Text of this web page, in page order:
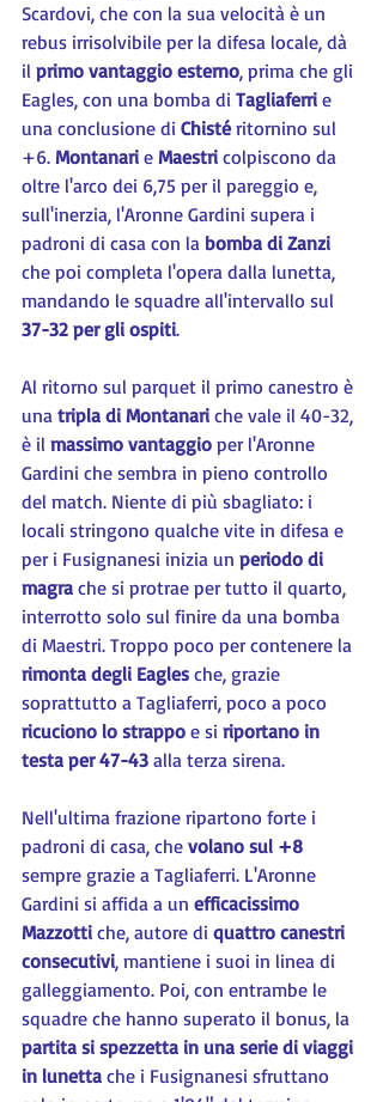
Scardovi, che con la sua velocità è un
rebus irrisolvibile per la difesa locale, dà
il primo vantaggio esterno, prima che gli
Eagles, con una bomba di Tagliaferri e
una conclusione di Chisté ritornino sul
+6. Montanari e Maestri colpiscono da
oltre l'arco dei 6,75 per il pareggio e,
sull'inerzia, l'Aronne Gardini supera i
padroni di casa con la bomba di Zanzi
che poi completa l'opera dalla lunetta,
mandando le squadre all'intervallo sul
37-32 per gli ospiti.
Al ritorno sul parquet il primo canestro è
una tripla di Montanari che vale il 40-32,
è il massimo vantaggio per l'Aronne
Gardini che sembra in pieno controllo
del match. Niente di più sbagliato: i
locali stringono qualche vite in difesa e
per i Fusignanesi inizia un periodo di
magra che si protrae per tutto il quarto,
interrotto solo sul finire da una bomba
di Maestri. Troppo poco per contenere la
rimonta degli Eagles che, grazie
soprattutto a Tagliaferri, poco a poco
ricuciono lo strappo e si riportano in
testa per 47-43 alla terza sirena.
Nell'ultima frazione ripartono forte i
padroni di casa, che volano sul +8
sempre grazie a Tagliaferri. L'Aronne
Gardini si affida a un efficacissimo
Mazzotti che, autore di quattro canestri
consecutivi, mantiene i suoi in linea di
galleggiamento. Poi, con entrambe le
squadre che hanno superato il bonus, la
partita si spezzetta in una serie di viaggi
in lunetta che i Fusignanesi sfruttano